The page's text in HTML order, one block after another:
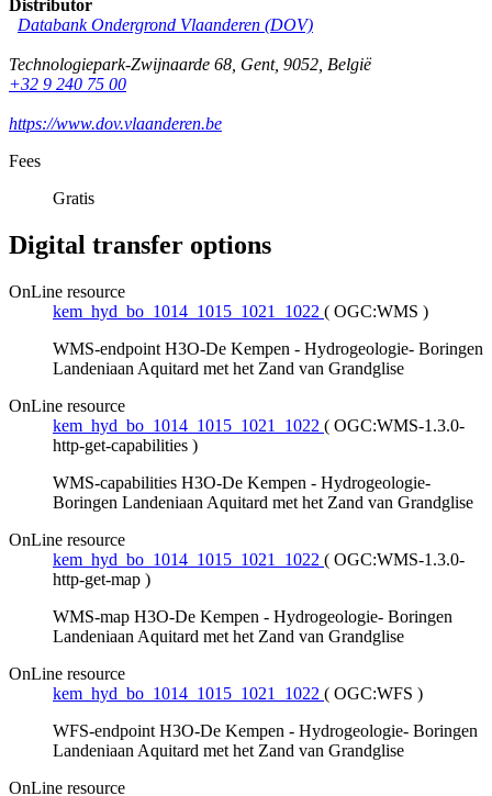
Distributor
Databank Ondergrond Vlaanderen (DOV)
Technologiepark-Zwijnaarde 68, Gent, 9052, België
+32 9 240 75 00
https://www.dov.vlaanderen.be
Fees
Gratis
Digital transfer options
OnLine resource
kem_hyd_bo_1014_1015_1021_1022 ( OGC:WMS )
WMS-endpoint H3O-De Kempen - Hydrogeologie- Boringen
Landeniaan Aquitard met het Zand van Grandglise
OnLine resource
kem_hyd_bo_1014_1015_1021_1022 ( OGC:WMS-1.3.0-
http-get-capabilities )
WMS-capabilities H3O-De Kempen - Hydrogeologie-
Boringen Landeniaan Aquitard met het Zand van Grandglise
OnLine resource
kem_hyd_bo_1014_1015_1021_1022 ( OGC:WMS-1.3.0-
http-get-map )
WMS-map H3O-De Kempen - Hydrogeologie- Boringen
Landeniaan Aquitard met het Zand van Grandglise
OnLine resource
kem_hyd_bo_1014_1015_1021_1022 ( OGC:WFS )
WFS-endpoint H3O-De Kempen - Hydrogeologie- Boringen
Landeniaan Aquitard met het Zand van Grandglise
OnLine resource